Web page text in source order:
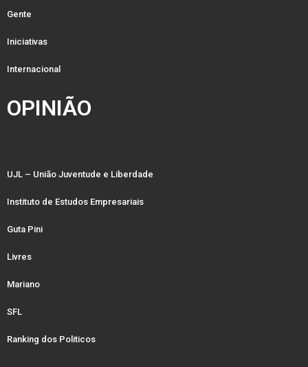
Gente
Iniciativas
Internacional
OPINIÃO
UJL – União Juventude e Liberdade
Instituto de Estudos Empresariais
Guta Pini
Livres
Mariano
SFL
Ranking dos Politicos